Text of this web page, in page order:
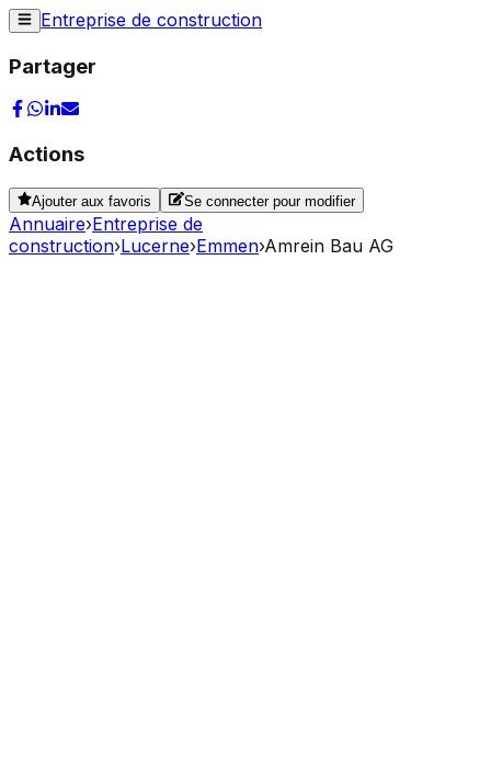
Entreprise de construction
Partager
Actions
Ajouter aux favoris Se connecter pour modifier
Annuaire›Entreprise de
construction›Lucerne›Emmen›Amrein Bau AG